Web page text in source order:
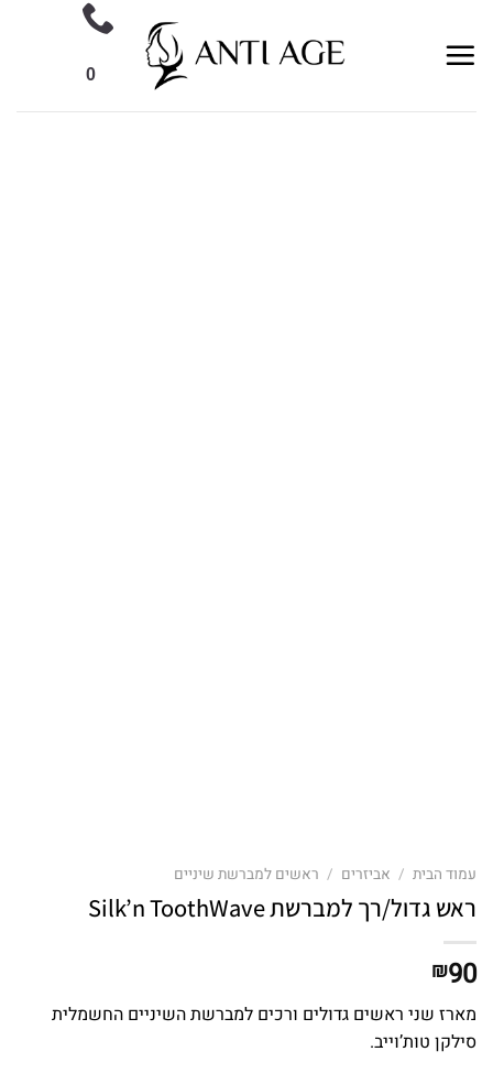
content
0
עמוד הבית / אביזרים / ראשים למברשת שיניים
ראש גדול/רך למברשת Silk’n ToothWave
₪90
מארז שני ראשים גדולים ורכים למברשת השיניים החשמלית
סילקן טות’וייב.